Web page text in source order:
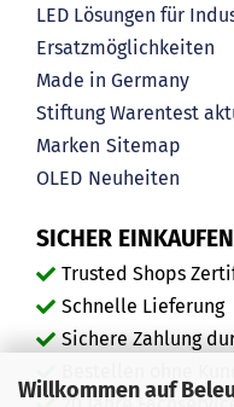
Willkommen auf
LED Lösungen für
Ersatzmöglichkeiten
Made in Germany
Stiftung Warentest
Marken Sitemap
OLED Neuheiten
SICHER EINKAUFEN
Trusted Shops
Schnelle Lieferung
Sichere Zahlung